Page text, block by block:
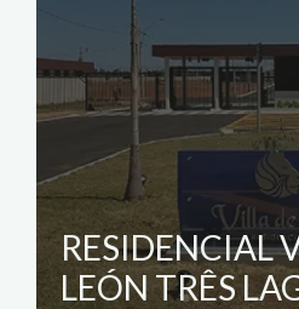
RESIDENCIAL
LEÓN TRÊS